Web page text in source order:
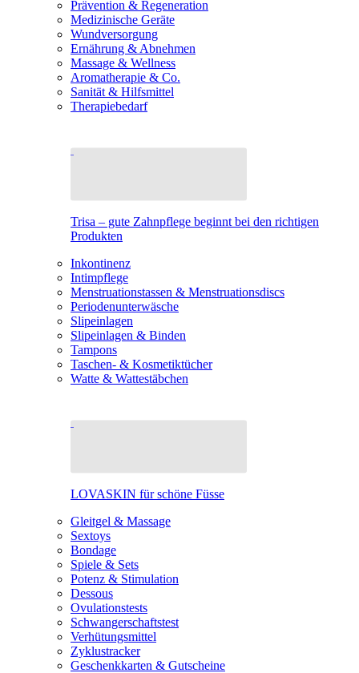
Prävention & Regeneration
Medizinische Geräte
Wundversorgung
Ernährung & Abnehmen
Massage & Wellness
Aromatherapie & Co.
Sanität & Hilfsmittel
Therapiebedarf
Trisa – gute Zahnpflege beginnt bei den richtigen
Produkten
Inkontinenz
Intimpflege
Menstruationstassen & Menstruationsdiscs
Periodenunterwäsche
Slipeinlagen
Slipeinlagen & Binden
Tampons
Taschen- & Kosmetiktücher
Watte & Wattestäbchen
LOVASKIN für schöne Füsse
Gleitgel & Massage
Sextoys
Bondage
Spiele & Sets
Potenz & Stimulation
Dessous
Ovulationstests
Schwangerschaftstest
Verhütungsmittel
Zyklustracker
Geschenkkarten & Gutscheine